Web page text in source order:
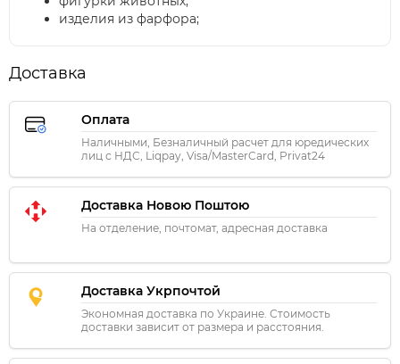
изделия из фарфора;
Доставка
Оплата
Наличными, Безналичный расчет для юредических
лиц с НДС, Liqpay, Visa/MasterCard, Privat24
Доставка Новою Поштою
На отделение, почтомат, адресная доставка
Доставка Укрпочтой
Экономная доставка по Украине. Стоимость
доставки зависит от размера и расстояния.